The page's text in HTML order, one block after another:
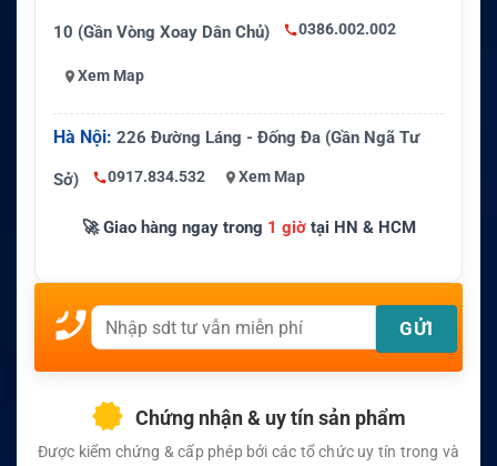
10 (Gần Vòng Xoay Dân Chủ) 0386.002.002
Xem Map
Hà Nội: 226 Đường Láng - Đống Đa (Gần Ngã Tư
Sở) 0917.834.532 Xem Map
🚀 Giao hàng ngay trong 1 giờtại HN & HCM
Chứng nhận & uy tín sản phẩm
Được kiểm chứng & cấp phép bởi các tổ chức uy tín trong và